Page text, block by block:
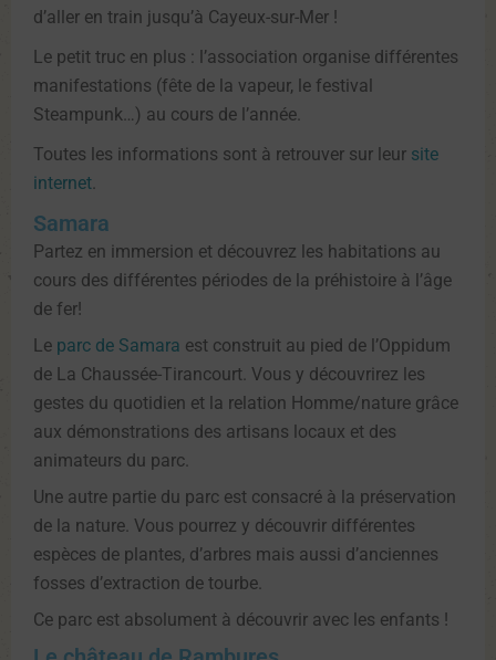
d’aller en train jusqu’à Cayeux-sur-Mer !
Le petit truc en plus : l’association organise différentes
manifestations (fête de la vapeur, le festival
Steampunk…) au cours de l’année.
Toutes les informations sont à retrouver sur leur site
internet.
Samara
Partez en immersion et découvrez les habitations au
cours des différentes périodes de la préhistoire à l’âge
de fer!
Le parc de Samara est construit au pied de l’Oppidum
de La Chaussée-Tirancourt. Vous y découvrirez les
gestes du quotidien et la relation Homme/nature grâce
aux démonstrations des artisans locaux et des
animateurs du parc.
Une autre partie du parc est consacré à la préservation
de la nature. Vous pourrez y découvrir différentes
espèces de plantes, d’arbres mais aussi d’anciennes
fosses d’extraction de tourbe.
Ce parc est absolument à découvrir avec les enfants !